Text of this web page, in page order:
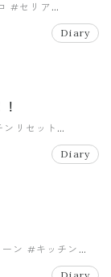
#セリア
Diary
リセット
Diary
ン #キッチン
Diary